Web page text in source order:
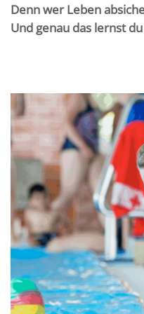
Denn wer Leben
Und genau das lernst